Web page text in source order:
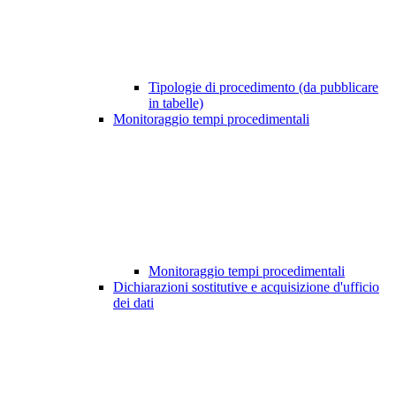
Tipologie di procedimento (da pubblicare
in tabelle)
Monitoraggio tempi procedimentali
Monitoraggio tempi procedimentali
Dichiarazioni sostitutive e acquisizione d'ufficio
dei dati